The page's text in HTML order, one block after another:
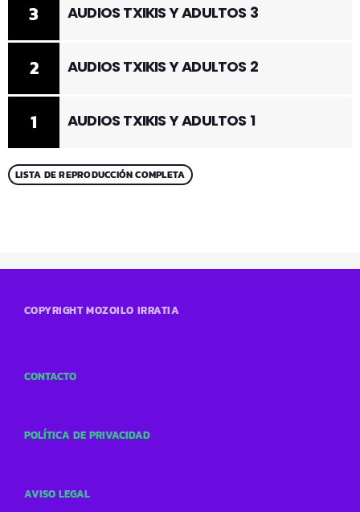
1 AUDIOS TXIKIS Y ADULTOS 1
2 AUDIOS TXIKIS Y ADULTOS 2
3 AUDIOS TXIKIS Y ADULTOS 3
LISTA DE REPRODUCCIÓN COMPLETA
COPYRIGHT MOZOILO IRRATIA
CONTACTO
POLÍTICA DE PRIVACIDAD
AVISO LEGAL